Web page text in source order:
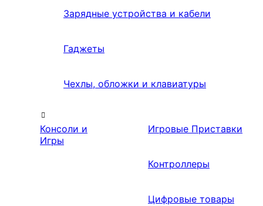
Зарядные устройства и кабели
Гаджеты
Чехлы, обложки и клавиатуры
Консоли и
Игры
Игровые Приставки
Контроллеры
Цифровые товары